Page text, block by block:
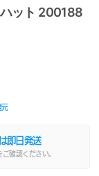
ット 200188
元
即日発送
ご確認ください。